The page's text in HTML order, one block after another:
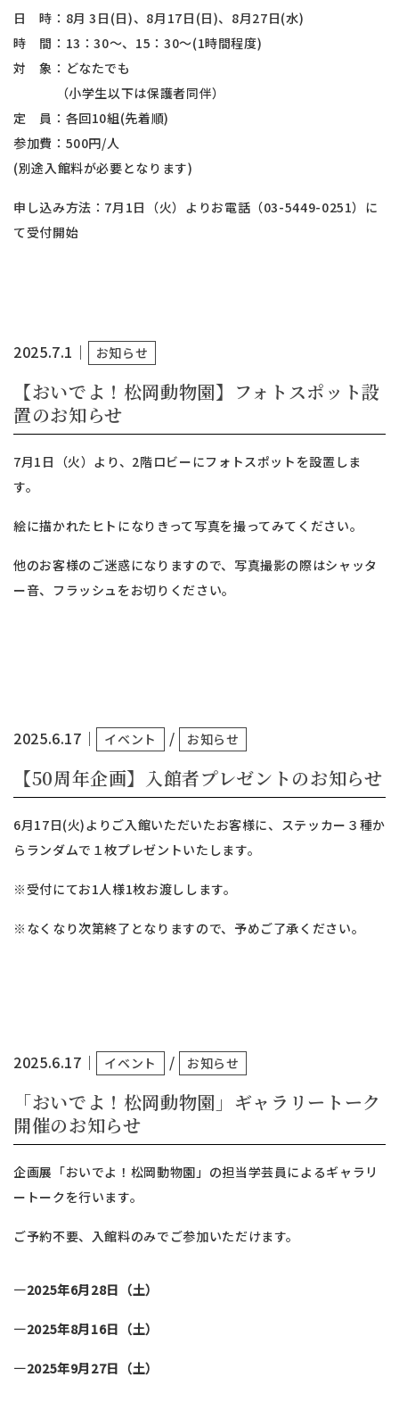
日 時：8月 3日(日)、8月17日(日)、8月27日(水)
時 間：13：30～、15：30～(1時間程度)
対 象：どなたでも
（小学生以下は保護者同伴）
定 員：各回10組(先着順)
参加費：500円/人
(別途入館料が必要となります)
申し込み方法：7月1日（火）よりお電話（03-5449-0251）に
て受付開始
2025.7.1 ｜ お知らせ
【おいでよ！松岡動物園】フォトスポット設
置のお知らせ
7月1日（火）より、2階ロビーにフォトスポットを設置しま
す。
絵に描かれたヒトになりきって写真を撮ってみてください。
他のお客様のご迷惑になりますので、写真撮影の際はシャッタ
ー音、フラッシュをお切りください。
2025.6.17 ｜ イベント / お知らせ
【50周年企画】入館者プレゼントのお知らせ
6月17日(火)よりご入館いただいたお客様に、ステッカー３種か
らランダムで１枚プレゼントいたします。
※受付にてお1人様1枚お渡しします。
※なくなり次第終了となりますので、予めご了承ください。
2025.6.17 ｜ イベント / お知らせ
「おいでよ！松岡動物園」ギャラリートーク
開催のお知らせ
企画展「おいでよ！松岡動物園」の担当学芸員によるギャラリ
ートークを行います。
ご予約不要、入館料のみでご参加いただけます。
―2025年6月28日（土）
―2025年8月16日（土）
―2025年9月27日（土）